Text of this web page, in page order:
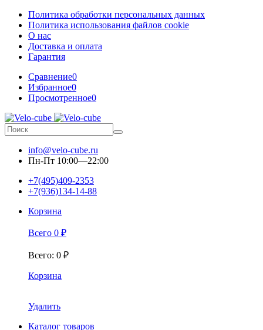
Политика обработки персональных данных
Политика использования файлов cookie
О нас
Доставка и оплата
Гарантия
Сравнение0
Избранное0
Просмотренное0
info@velo-cube.ru
Пн-Пт 10:00—22:00
+7(495)409-2353
+7(936)134-14-88
Корзина
Всего 0 ₽
Всего: 0 ₽
Корзина
Удалить
Каталог товаров